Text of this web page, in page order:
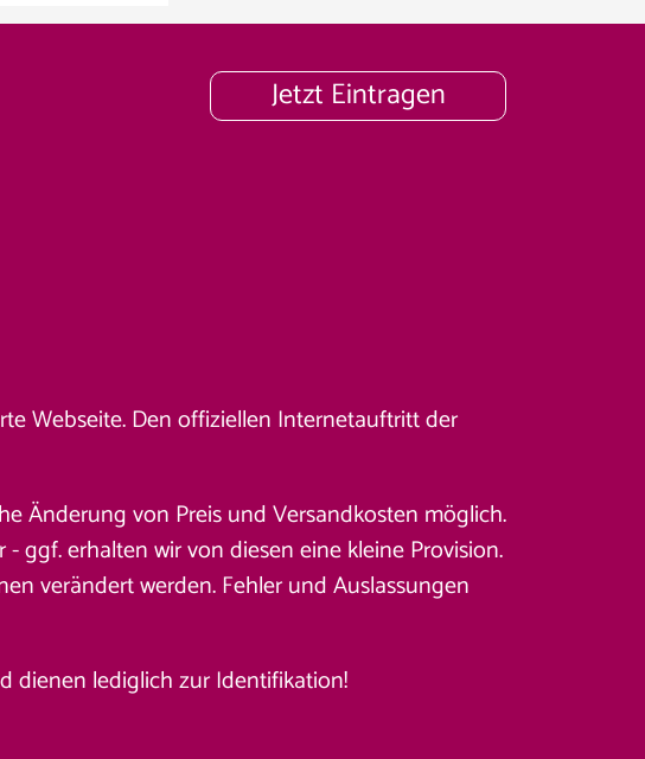
Jetzt Eintragen
Webseite. Den offiziellen Internetauftritt der
Änderung von Preis und Versandkosten möglich.
ggf. erhalten wir von diesen eine kleine Provision.
verändert werden. Fehler und Auslassungen
dienen lediglich zur Identifikation!